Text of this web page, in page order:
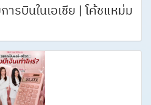
รบินในเอเชีย | โค้ชแหม่ม